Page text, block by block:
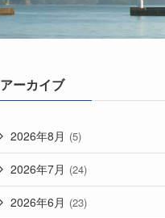
アーカイブ
2026年8月 (5)
2026年7月 (24)
2026年6月 (23)